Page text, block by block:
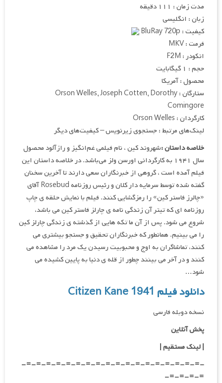
مدت زمان : ۱۱۱ دقیقه
زبان : انگلیسی
کیفیت : BluRay 720p
فرمت : MKV
انکودر : F2M
حجم : ۱ گیگابایت
محصول : آمریکا
ستارگان : Orson Welles, Joseph Cotten, Dorothy
Comingore
کارگردان : Orson Welles
لینک‌های مرتبط : جستجوی زیرنویس – کیفیت‌های دیگر
خلاصه داستان :شهروند کین ، نام فیلمی غم‌انگیز و رازآلود محصول
سال ۱۹۴۱ به کارگردانی اورسن ولز می‌باشد. در خلاصه داستان این
فیلم آمده است ، گروهی از خبرنگاران سعی دارند تا آخرین سخنان
گفته شده توسط سرمایه دار کلان و رئیس روزنامه Rosebud آقای
«چالرز فاستر کین» را رمزگشایی کنند. فیلم با نمایش حلقه ی چاپ
روزنامه ای که تیتر آن زندگی نامه ی چارلز فاستر کین می باشد،
شروع می شود. پس از آن ما تکه هایی از گذشته ی زندگی چارلز کین
را می بینیم. همانطور که خبرنگاران تحقیق و جستجو بیشتری می
کنند، تماشاگران به اوج و محبوبیت رسیدن یک مرد را مشاهده می
کنند و در آخر می بینند چطور از قله ی دنیا به پایین کشیده می
شود…
دانلود فیلم Citizen Kane 1941
نسخه دوبله فارسی
پخش آنلاین
| لینک مستقیم|
-=-=-=-=-=-=-=-=-=-=-=-=-=-=-=-=-=-=-
=-=-=-=-